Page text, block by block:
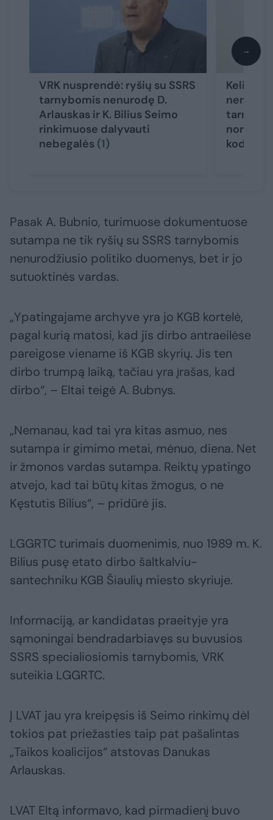
VRK nusprendė: ryšių su SSRS
tarnybomis nenurodę D.
Arlauskas ir K. Bilius Seimo
rinkimuose dalyvauti
nebegalės (1)
Keliems
nori
kodeksą
→
Pasak A. Bubnio, turimuose dokumentuose
sutampa ne tik ryšių su SSRS tarnybomis
nenurodžiusio politiko duomenys, bet ir jo
sutuoktinės vardas.
„Ypatingajame archyve yra jo KGB kortelė,
pagal kurią matosi, kad jis dirbo antraeilėse
pareigose viename iš KGB skyrių. Jis ten
dirbo trumpą laiką, tačiau yra įrašas, kad
dirbo“, – Eltai teigė A. Bubnys.
„Nemanau, kad tai yra kitas asmuo, nes
sutampa ir gimimo metai, mėnuo, diena. Net
ir žmonos vardas sutampa. Reiktų ypatingo
atvejo, kad tai būtų kitas žmogus, o ne
Kęstutis Bilius“, – pridūrė jis.
LGGRTC turimais duomenimis, nuo 1989 m. K.
Bilius pusę etato dirbo šaltkalviu-
santechniku KGB Šiaulių miesto skyriuje.
Informaciją, ar kandidatas praeityje yra
sąmoningai bendradarbiavęs su buvusios
SSRS specialiosiomis tarnybomis, VRK
suteikia LGGRTC.
Į LVAT jau yra kreipęsis iš Seimo rinkimų dėl
tokios pat priežasties taip pat pašalintas
„Taikos koalicijos“ atstovas Danukas
Arlauskas.
LVAT Eltą informavo, kad pirmadienį buvo